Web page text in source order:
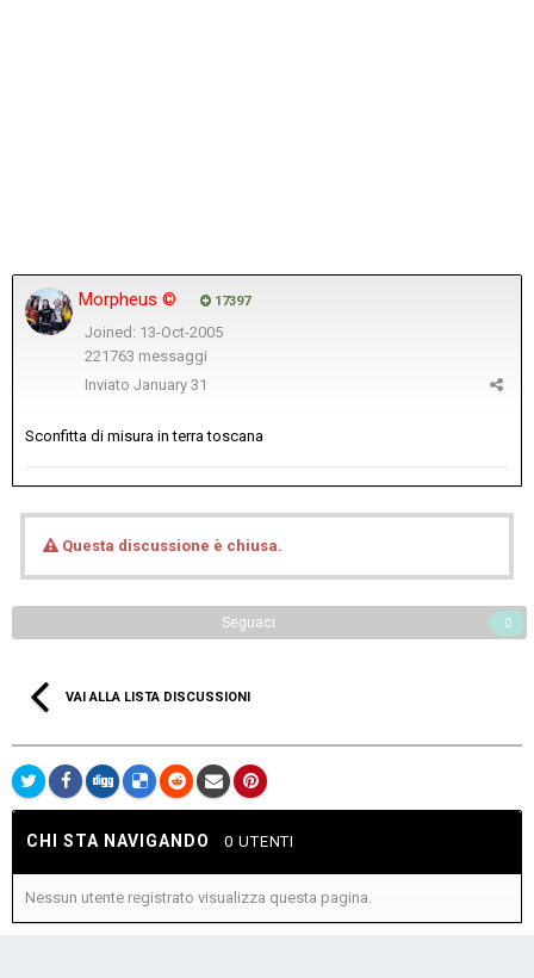
Morpheus © 17397
Joined: 13-Oct-2005
221763 messaggi
Inviato January 31
Sconfitta di misura in terra toscana
Questa discussione è chiusa.
Seguaci 0
VAI ALLA LISTA DISCUSSIONI
CHI STA NAVIGANDO 0 UTENTI
Nessun utente registrato visualizza questa pagina.